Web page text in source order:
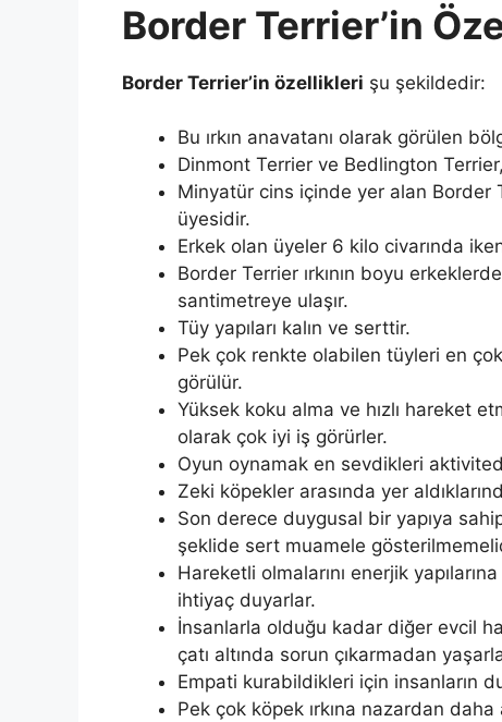
Border Terrier’in
Border Terrier’in özellikleri şu şekildedir:
Bu ırkın anavatanı olarak görülen
Dinmont Terrier ve Bedlington
Minyatür cins içinde yer alan Border
üyesidir.
Erkek olan üyeler 6 kilo civarında
Border Terrier ırkının boyu
santimetreye ulaşır.
Tüy yapıları kalın ve serttir.
Pek çok renkte olabilen tüyleri en çok
görülür.
Yüksek koku alma ve hızlı hareket
olarak çok iyi iş görürler.
Oyun oynamak en sevdikleri
Zeki köpekler arasında yer
Son derece duygusal bir yapıya
şeklide sert muamele
Hareketli olmalarını enerjik
ihtiyaç duyarlar.
İnsanlarla olduğu kadar diğer evcil
çatı altında sorun çıkarmadan
Empati kurabildikleri için insanların
Pek çok köpek ırkına nazardan